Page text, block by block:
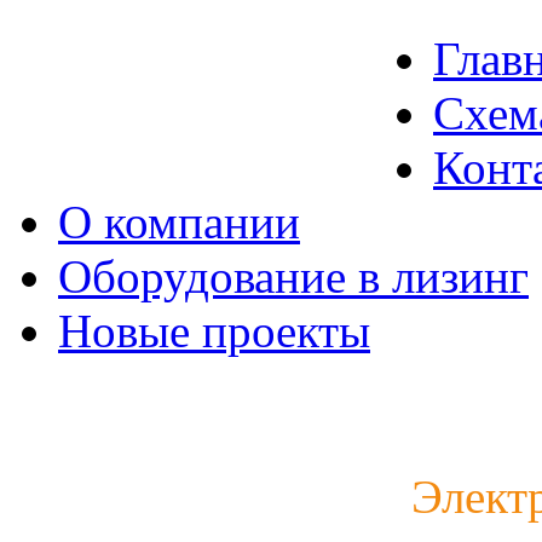
О компании
Оборудование в лизинг
Новые проекты